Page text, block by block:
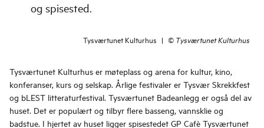
og spisested.
Tysværtunet Kulturhus | © Tysværtunet Kulturhus
Tysværtunet Kulturhus er møteplass og arena for kultur, kino,
konferanser, kurs og selskap. Årlige festivaler er Tysvær Skrekkfest
og bLEST litteraturfestival. Tysværtunet Badeanlegg er også del av
huset. Det er populært og tilbyr flere basseng, vannsklie og
badstue. I hjertet av huset ligger spisestedet GP Cafè Tysværtunet